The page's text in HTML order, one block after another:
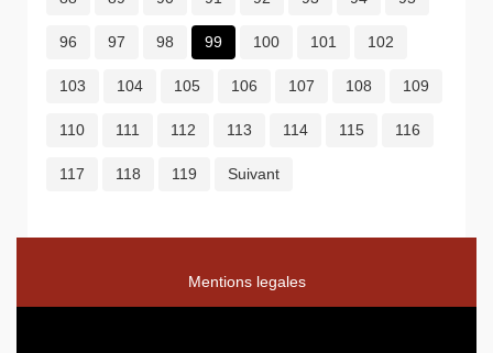
96 97 98 99 100 101 102
103 104 105 106 107 108 109
110 111 112 113 114 115 116
117 118 119 Suivant
Mentions legales